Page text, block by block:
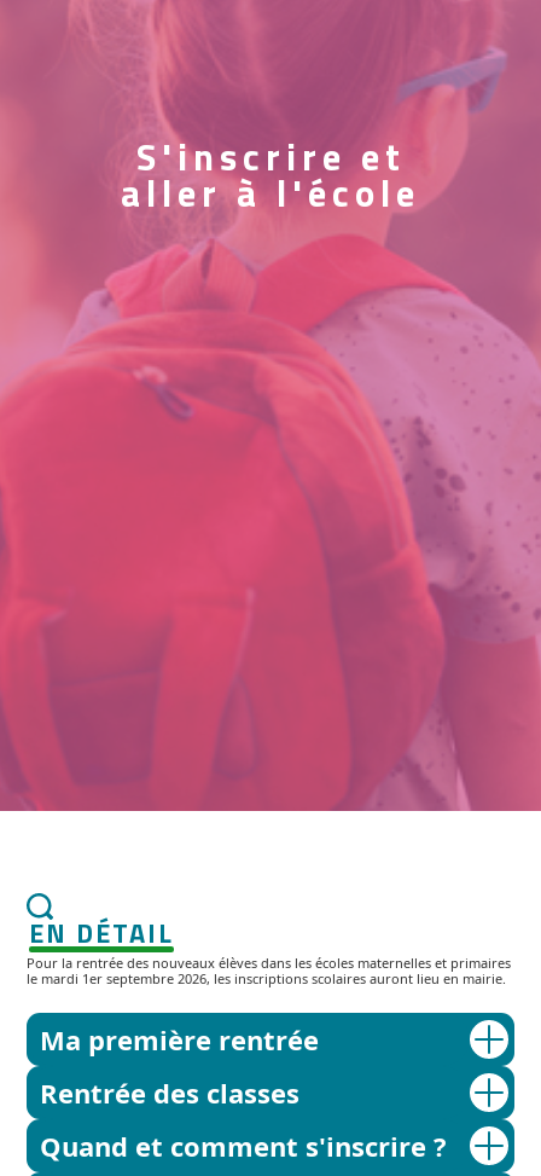
S'inscrire et
aller à l'école
EN DÉTAIL
Pour la rentrée des nouveaux élèves dans les écoles maternelles et primaires
le mardi 1er septembre 2026, les inscriptions scolaires auront lieu en mairie.
Ma première rentrée
Rentrée des classes
Quand et comment s'inscrire ?